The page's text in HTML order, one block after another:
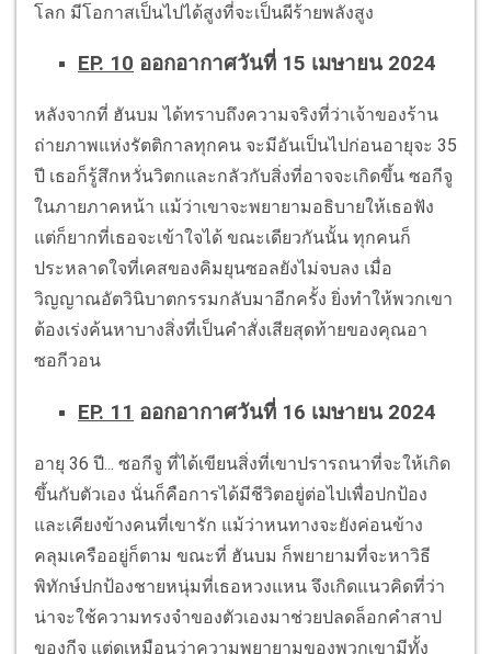
โลก มีโอกาสเป็นไปได้สูงที่จะเป็นผีร้ายพลังสูง
EP. 10 ออกอากาศวันที่ 15 เมษายน 2024
หลังจากที่ ฮันบม ได้ทราบถึงความจริงที่ว่าเจ้าของร้าน
ถ่ายภาพแห่งรัตติกาลทุกคน จะมีอันเป็นไปก่อนอายุจะ 35
ปี เธอก็รู้สึกหวั่นวิตกและกลัวกับสิ่งที่อาจจะเกิดขึ้น ซอกีจู
ในภายภาคหน้า แม้ว่าเขาจะพยายามอธิบายให้เธอฟัง
แต่ก็ยากที่เธอจะเข้าใจได้ ขณะเดียวกันนั้น ทุกคนก็
ประหลาดใจที่เคสของคิมยุนซอลยังไม่จบลง เมื่อ
วิญญาณอัตวินิบาตกรรมกลับมาอีกครั้ง ยิ่งทำให้พวกเขา
ต้องเร่งค้นหาบางสิ่งที่เป็นคำสั่งเสียสุดท้ายของคุณอา
ซอกีวอน
EP. 11 ออกอากาศวันที่ 16 เมษายน 2024
อายุ 36 ปี... ซอกีจู ที่ได้เขียนสิ่งที่เขาปรารถนาที่จะให้เกิด
ขึ้นกับตัวเอง นั่นก็คือการได้มีชีวิตอยู่ต่อไปเพื่อปกป้อง
และเคียงข้างคนที่เขารัก แม้ว่าหนทางจะยังค่อนข้าง
คลุมเครืออยู่ก็ตาม ขณะที่ ฮันบม ก็พยายามที่จะหาวิธี
พิทักษ์ปกป้องชายหนุ่มที่เธอหวงแหน จึงเกิดแนวคิดที่ว่า
น่าจะใช้ความทรงจำของตัวเองมาช่วยปลดล็อกคำสาป
ของกีจู แต่ดูเหมือนว่าความพยายามของพวกเขามีทั้ง